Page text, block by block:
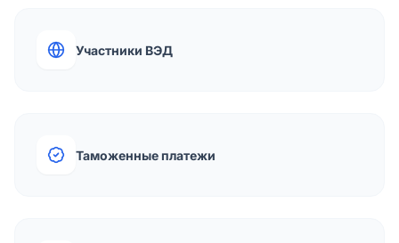
Участники ВЭД
Таможенные платежи